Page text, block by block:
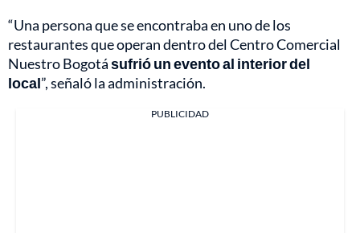
“Una persona que se encontraba en uno de los
restaurantes que operan dentro del Centro Comercial
Nuestro Bogotásufrió un evento al interior del
local”, señaló la administración.
PUBLICIDAD